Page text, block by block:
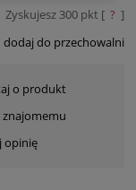
Zyskujesz 300pkt [ ? ]
dodaj do przechowalni
o produkt
znajomemu
opinię